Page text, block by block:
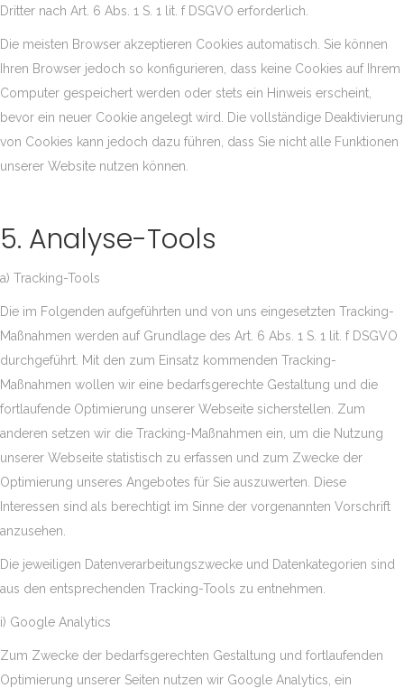
Dritter nach Art. 6 Abs. 1 S. 1 lit. f DSGVO erforderlich.
Die meisten Browser akzeptieren Cookies automatisch. Sie können
Ihren Browser jedoch so konfigurieren, dass keine Cookies auf Ihrem
Computer gespeichert werden oder stets ein Hinweis erscheint,
bevor ein neuer Cookie angelegt wird. Die vollständige Deaktivierung
von Cookies kann jedoch dazu führen, dass Sie nicht alle Funktionen
unserer Website nutzen können.
5. Analyse-Tools
a) Tracking-Tools
Die im Folgenden aufgeführten und von uns eingesetzten Tracking-
Maßnahmen werden auf Grundlage des Art. 6 Abs. 1 S. 1 lit. f DSGVO
durchgeführt. Mit den zum Einsatz kommenden Tracking-
Maßnahmen wollen wir eine bedarfsgerechte Gestaltung und die
fortlaufende Optimierung unserer Webseite sicherstellen. Zum
anderen setzen wir die Tracking-Maßnahmen ein, um die Nutzung
unserer Webseite statistisch zu erfassen und zum Zwecke der
Optimierung unseres Angebotes für Sie auszuwerten. Diese
Interessen sind als berechtigt im Sinne der vorgenannten Vorschrift
anzusehen.
Die jeweiligen Datenverarbeitungszwecke und Datenkategorien sind
aus den entsprechenden Tracking-Tools zu entnehmen.
i) Google Analytics
Zum Zwecke der bedarfsgerechten Gestaltung und fortlaufenden
Optimierung unserer Seiten nutzen wir Google Analytics, ein